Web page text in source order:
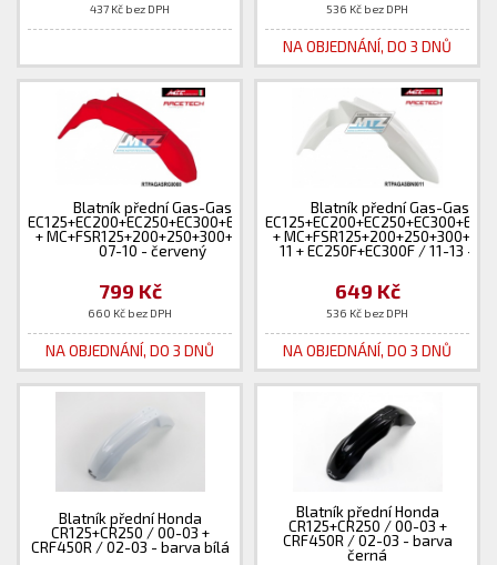
437 Kč bez DPH 536 Kč bez DPH
NA OBJEDNÁNÍ, DO 3 DNŮ
Blatník přední Gas-Gas
EC125+EC200+EC250+EC300+EC450F
+ MC+FSR125+200+250+300+450 /
07-10 - červený
799 Kč
660 Kč bez DPH
NA OBJEDNÁNÍ, DO 3 DNŮ
Blatník přední Gas-Gas
+
11 + EC250F+EC300F / 11-13 -
649 Kč
536 Kč bez DPH
NA OBJEDNÁNÍ, DO 3 DNŮ
Blatník přední Honda
CR125+CR250 / 00-03 +
CRF450R / 02-03 - barva bílá
Blatník přední Honda
CR125+CR250 / 00-03 +
CRF450R / 02-03 - barva
černá